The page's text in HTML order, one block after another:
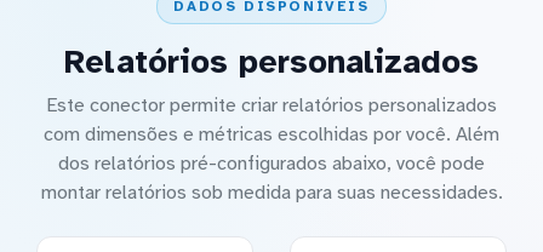
DADOS DISPONÍVEIS
Relatórios personalizados
Este conector permite criar relatórios personalizados
com dimensões e métricas escolhidas por você. Além
dos relatórios pré-configurados abaixo, você pode
montar relatórios sob medida para suas necessidades.